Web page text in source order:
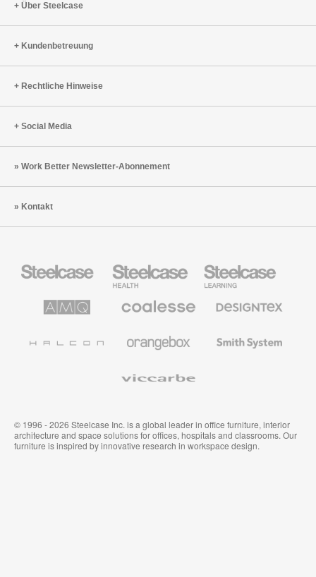
am
Über Steelcase
Kundenbetreuung
Rechtliche Hinweise
Social Media
Work Better Newsletter-Abonnement
Kontakt
Büromöbel
Health
Education
Möbel
Solutions
Büromöbel
Textilien
System
© 1996 - 2026 Steelcase Inc. is a global leader in office furniture, interior
architecture and space solutions for offices, hospitals and classrooms. Our
furniture is inspired by innovative research in workspace design.